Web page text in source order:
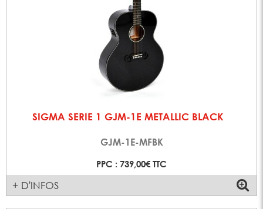
SIGMA SERIE 1 GJM-1E METALLIC BLACK
GJM-1E-MFBK
PPC : 739,00€ TTC
+ D'INFOS